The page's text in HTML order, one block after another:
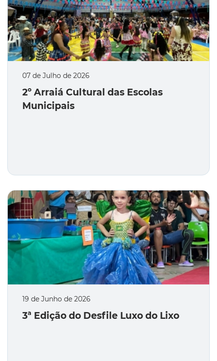
07 de Julho de 2026
2º Arraiá Cultural das Escolas
Municipais
19 de Junho de 2026
3ª Edição do Desfile Luxo do Lixo